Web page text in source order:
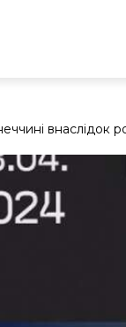
внаслідок